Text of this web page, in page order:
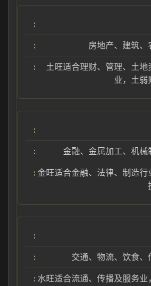
房地产、建筑、
土旺适合理财、管理、土地
业，土弱
金融、金属加工、机械
金旺适合金融、法律、制造行
交通、物流、饮食、
水旺适合流通、传播及服务业